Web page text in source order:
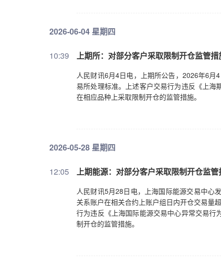
2026-06-04 星期四
10:39 上期所：对部分客户采取限制开仓监管措
人民财讯6月4日电，上期所公告，2026年6
易所处理标准。上述客户交易行为违反《上
在相应品种上采取限制开仓的监管措施。
2026-05-28 星期四
12:05 上期能源：对部分客户采取限制开仓监管
人民财讯5月28日电，上海国际能源交易中心
关系账户在相关合约上账户组日内开仓交易量
行为违反《上海国际能源交易中心异常交易
制开仓的监管措施。